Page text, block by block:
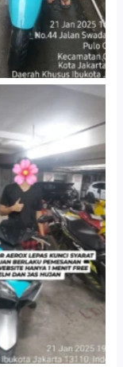
Jatinegara
Parkir P6A